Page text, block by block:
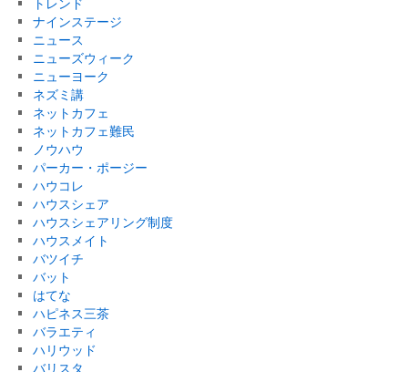
ナインステージ
ニュース
ニューズウィーク
ニューヨーク
ネズミ講
ネットカフェ
ネットカフェ難民
ノウハウ
パーカー・ポージー
ハウコレ
ハウスシェア
ハウスシェアリング制度
ハウスメイト
バツイチ
バット
はてな
ハピネス三茶
バラエティ
ハリウッド
バリスタ